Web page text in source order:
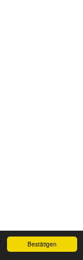
Bestätigen